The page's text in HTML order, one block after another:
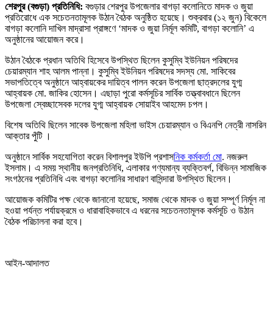
শেরপুর (বগুড়া) প্রতিনিধি: বগুড়ার শেরপুর উপজেলার বাগড়া কলোনিতে মাদক ও জুয়া
প্রতিরোধে এক সচেতনতামূলক উঠান বৈঠক অনুষ্ঠিত হয়েছে। শুক্রবার (১২ জুন) বিকেলে
বাগড়া কলোনি দাখিল মাদ্রাসা প্রাঙ্গণে ‘মাদক ও জুয়া নির্মূল কমিটি, বাগড়া কলোনি’ এ
অনুষ্ঠানের আয়োজন করে।
উঠান বৈঠকে প্রধান অতিথি হিসেবে উপস্থিত ছিলেন কুসুম্বি ইউনিয়ন পরিষদের
চেয়ারম্যান শাহ আলম পান্না। কুসুম্বি ইউনিয়ন পরিষদের সদস্য মো. সাকিবের
সভাপতিত্বে অনুষ্ঠানে আহ্বায়কের দায়িত্ব পালন করেন উপজেলা ছাত্রদলের যুগ্ম
আহ্বায়ক মো. জাকির হোসেন। এছাড়া পুরো কর্মসূচির সার্বিক তত্ত্বাবধানে ছিলেন
উপজেলা স্বেচ্ছাসেবক দলের যুগ্ম আহ্বায়ক সোয়াইব আহমেদ চপল।
বিশেষ অতিথি ছিলেন সাবেক উপজেলা মহিলা ভাইস চেয়ারম্যান ও বিএনপি নেত্রী নাসরিন
আক্তার পুঁটি ।
অনুষ্ঠানে সার্বিক সহযোগিতা করেন বিশালপুর ইউপি প্রশাসনিক কর্মকর্তা মো. নজরুল
ইসলাম। এ সময় স্থানীয় জনপ্রতিনিধি, এলাকার গণ্যমান্য ব্যক্তিবর্গ, বিভিন্ন সামাজিক
সংগঠনের প্রতিনিধি এবং বাগড়া কলোনির সাধারণ বাসিন্দারা উপস্থিত ছিলেন।
আয়োজক কমিটির পক্ষ থেকে জানানো হয়েছে, সমাজ থেকে মাদক ও জুয়া সম্পূর্ণ নির্মূল না
হওয়া পর্যন্ত পর্যায়ক্রমে ও ধারাবাহিকভাবে এ ধরনের সচেতনতামূলক কর্মসূচি ও উঠান
বৈঠক পরিচালনা করা হবে।
আইন-আদালত